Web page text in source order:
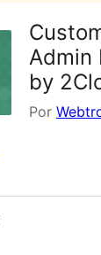
Admin
by
Por